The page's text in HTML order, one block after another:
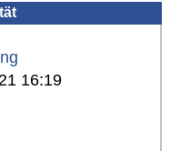
16:19